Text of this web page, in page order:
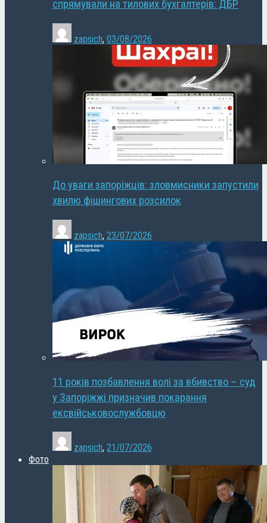
спрямували на тилових бухгалтерів: ДБР
zapsich, 03/08/2026
До уваги запоріжців: зловмисники запустили
хвилю фішингових розсилок
zapsich, 23/07/2026
11 років позбавлення волі за вбивство – суд
у Запоріжжі призначив покарання
ексвійськовослужбовцю
zapsich, 21/07/2026
Фото